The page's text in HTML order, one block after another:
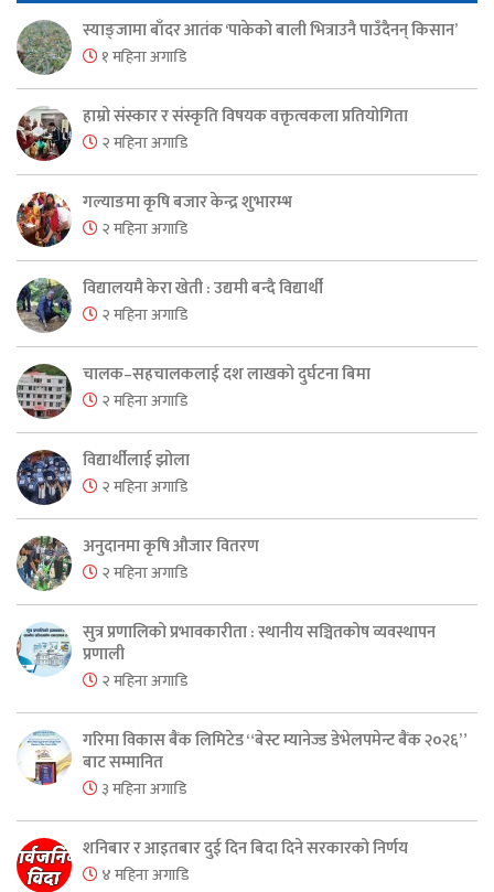
स्याङ्जामा बाँदर आतंक ‘पाकेको बाली भित्राउनै पाउँदैनन् किसान’
१ महिना अगाडि
हाम्रो संस्कार र संस्कृति विषयक वक्तृत्वकला प्रतियोगिता
२ महिना अगाडि
गल्याङमा कृषि बजार केन्द्र शुभारम्भ
२ महिना अगाडि
विद्यालयमै केरा खेती : उद्यमी बन्दै विद्यार्थी
२ महिना अगाडि
चालक–सहचालकलाई दश लाखको दुर्घटना बिमा
२ महिना अगाडि
विद्यार्थीलाई झोला
२ महिना अगाडि
अनुदानमा कृषि औजार वितरण
२ महिना अगाडि
सुत्र प्रणालिको प्रभावकारीता : स्थानीय सञ्चितकोष व्यवस्थापन
प्रणाली
२ महिना अगाडि
गरिमा विकास बैंक लिमिटेड “बेस्ट म्यानेज्ड डेभेलपमेन्ट बैंक २०२६”
बाट सम्मानित
३ महिना अगाडि
शनिबार र आइतबार दुई दिन बिदा दिने सरकारको निर्णय
४ महिना अगाडि